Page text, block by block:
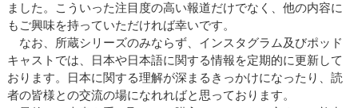
ました。こういった注目度の高い報道だけでなく、他の内容に
もご興味を持っていただければ幸いです。
なお、所蔵シリーズのみならず、インスタグラム及びポッド
キャストでは、日本や日本語に関する情報を定期的に更新して
おります。日本に関する理解が深まるきっかけになったり、読
者の皆様との交流の場になれればと思っております。